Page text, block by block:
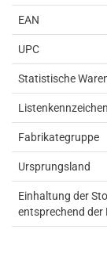
EAN
UPC
Statistische
Fabrikategruppe
Ursprungsland
Einhaltung der
entsprechend der